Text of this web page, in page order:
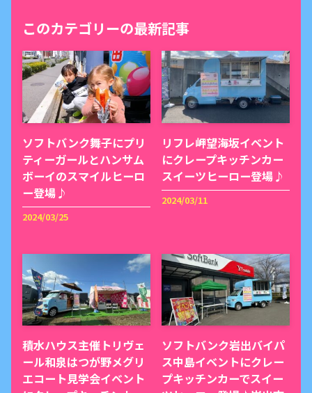
このカテゴリーの最新記事
ソフトバンク舞子にプリ
ティーガールとハンサム
ボーイのスマイルヒーロ
ー登場♪
2024/03/25
リフレ岬望海坂イベント
にクレープキッチンカー
スイーツヒーロー登場♪
2024/03/11
積水ハウス主催トリヴェ
ール和泉はつが野メグリ
エコート見学会イベント
ソフトバンク岩出バイパ
ス中島イベントにクレー
プキッチンカーでスイー